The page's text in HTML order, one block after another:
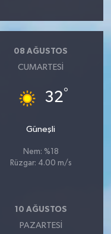
08 AĞUSTOS
CUMARTESI
32°
Güneşli
Nem: %18
Rüzgar: 4.00 m/s
10 AĞUSTOS
PAZARTESI